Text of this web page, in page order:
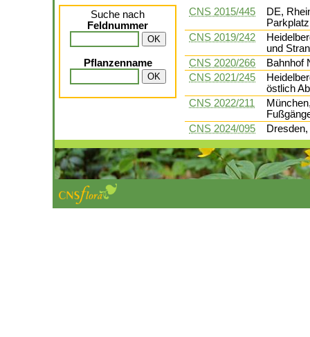
Suche nach
Feldnummer
Pflanzenname
CNS 2015/445
DE,
CNS 2019/242
und
CNS 2020/266
Bahnhof
CNS 2021/245
östlich
CNS 2022/211
CNS 2024/095